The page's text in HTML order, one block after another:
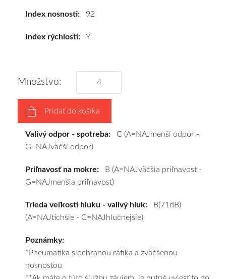
vám
obujeme
výberu
a
pošleme
zadarmo.
Index nosnosti: 92
Index rýchlosti: Y
Množstvo:
Pridať do košíka
Valivý odpor - spotreba: C (A=NAJmenší odpor -
G=NAJväčší odpor)
Priľnavosť na mokre: B (A=NAJväčšia priľnavosť -
G=NAJmenšia priľnavosť)
Trieda veľkosti hluku - valivý hluk: B(71dB)
(A=NAJtichšie - C=NAJhlučnejšie)
Poznámky:
*Pneumatika s ochranou ráfika a zväčšenou
nosnosťou